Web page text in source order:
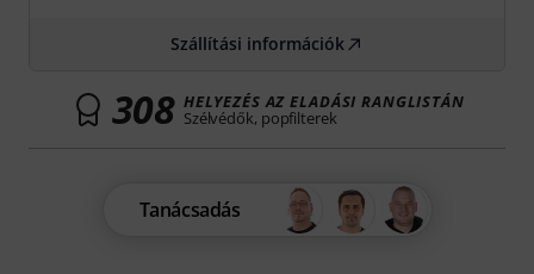
Szállítási információk
308 HELYEZÉS AZ ELADÁSI RANGLISTÁN
Szélvédők, popfilterek
Tanácsadás